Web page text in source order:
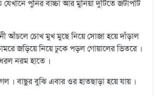
যেখানে পুনির বাচ্চা আর মুনিয়া দুটিতে জটাপটি
আঁচলে চোখ মুখ মুছে নিয়ে সোজা হয়ে দাঁড়াল
জড়িয়ে নিয়ে ঢুকে পড়ল গোয়ালের ভিতরে ।
নরম হাতে ।
। বাছুর বুঝি এবার ওর হাতছাড়া হয়ে যায় ।